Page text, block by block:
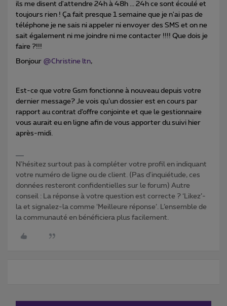
ils me disent d'attendre 24h à 48h ... 24h ce sont écoulé et
toujours rien ! Ça fait presque 1 semaine que je n'ai pas de
téléphone je ne sais ni appeler ni envoyer des SMS et on ne
sait également ni me joindre ni me contacter !!!! Que dois je
faire ?!!!
Bonjour @Christine ltn,
Est-ce que votre Gsm fonctionne à nouveau depuis votre
dernier message? Je vois qu’un dossier est en cours par
rapport au contrat d’offre conjointe et que le gestionnaire
vous aurait eu en ligne afin de vous apporter du suivi hier
après-midi.
N'hésitez surtout pas à compléter votre profil en indiquant
votre numéro de ligne ou de client. (Pas d'inquiétude, ces
données resteront confidentielles sur le forum) Autre
conseil : La réponse à votre question est correcte ? ‘Likez’-
la et signalez-la comme ‘Meilleure réponse’. L’ensemble de
la communauté en bénéficiera plus facilement.